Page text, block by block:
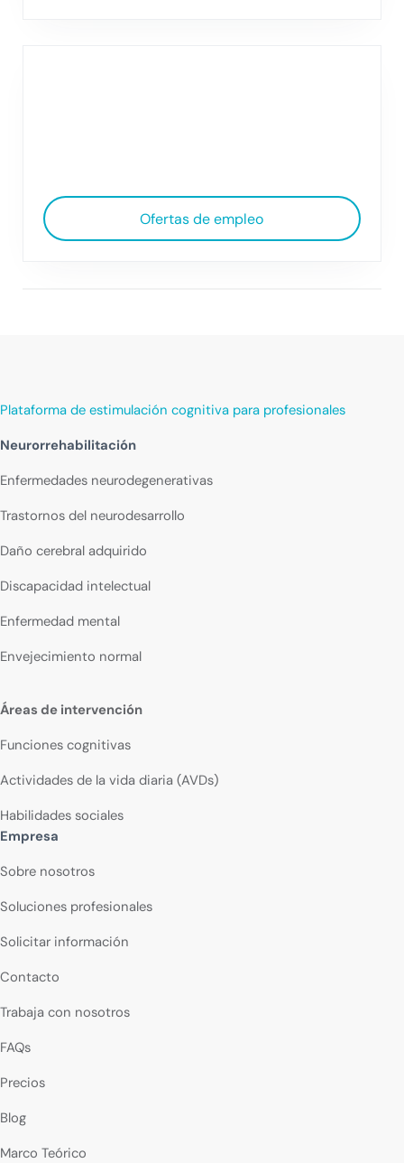
Ofertas de empleo
Plataforma de estimulación cognitiva para profesionales
Neurorrehabilitación
Enfermedades neurodegenerativas
Trastornos del neurodesarrollo
Daño cerebral adquirido
Discapacidad intelectual
Enfermedad mental
Envejecimiento normal
Áreas de intervención
Funciones cognitivas
Actividades de la vida diaria (AVDs)
Habilidades sociales
Empresa
Sobre nosotros
Soluciones profesionales
Solicitar información
Contacto
Trabaja con nosotros
FAQs
Precios
Blog
Marco Teórico